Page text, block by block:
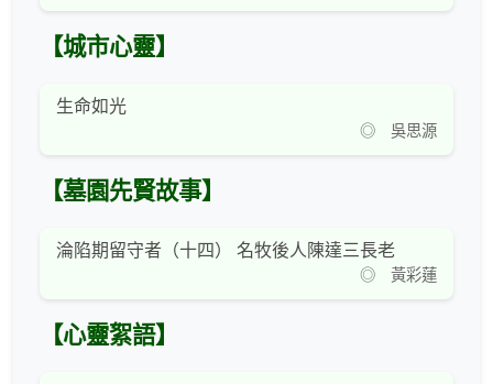
【城市心靈】
生命如光
◎ 吳思源
【墓園先賢故事】
淪陷期留守者（十四） 名牧後人陳達三長老
◎ 黃彩蓮
【心靈絮語】